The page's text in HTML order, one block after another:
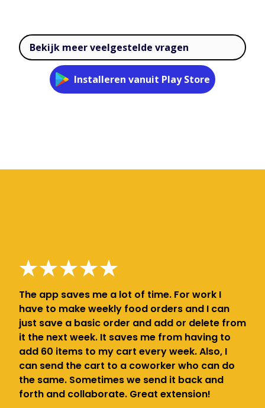
Bekijk meer veelgestelde vragen
Installeren vanuit Play Store
The app saves me a lot of time. For work I
have to make weekly food orders and I can
just save a basic order and add or delete from
it the next week. It saves me from having to
add 60 items to my cart every week. Also, I
can send the cart to a coworker who can do
the same. Sometimes we send it back and
forth and collaborate. Great extension!